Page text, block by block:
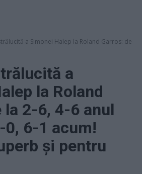
a Simonei Halep la Roland Garros: de
a
la Roland
la 2-6, 4-6 anul
6-1 acum!
și pentru